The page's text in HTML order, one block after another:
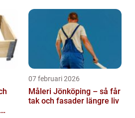
07 februari 2026
Måleri Jönköping – så får
tak och fasader längre liv